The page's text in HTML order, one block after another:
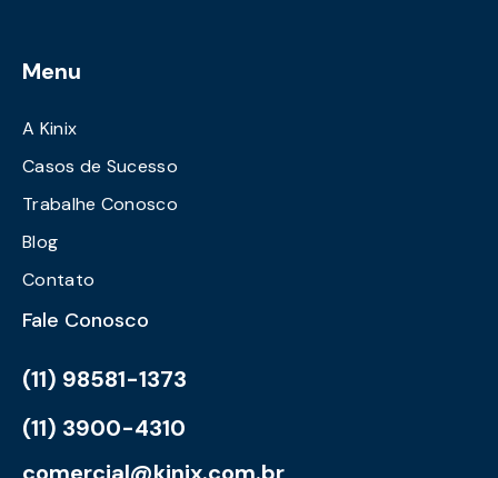
Menu
A Kinix
Casos de Sucesso
Trabalhe Conosco
Blog
Contato
Fale Conosco
(11) 98581-1373
(11) 3900-4310